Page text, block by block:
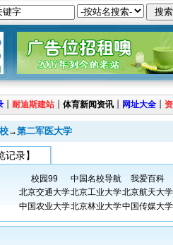
┊ 耐迪斯建站 ┊ 体育新闻资讯 ┊ 网址大全 ┊
→第二军医大学
记录】
校园99 中国名校导航
我爱百科
北京交通大学北京工业大学北京航天大学
中国农业大学北京林业大学中国传媒大学